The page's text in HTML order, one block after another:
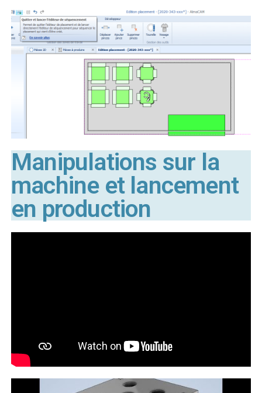
Manipulations sur la
machine et lancement
en production